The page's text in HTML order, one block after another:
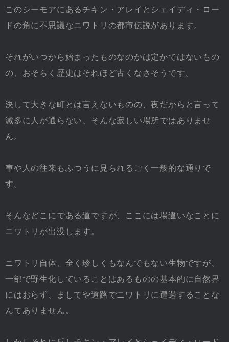
このシーモアにあるチキン・アレイとシェイディ・ロー
ドの角に不思議なニワトリの都市伝説があります。
それがいつから始まったものなのかは定かではないもの
の、おそらく歴史はそれほど古くなさそうです。
決して大きな町とは言えないものの、夜だからと言って
滅多に人が通らない、そんな寂しい場所ではありませ
ん。
車や人の往来もふつうに見られるごく一般的な通りで
す。
そんなどこにである道ですが、ここには場違いなことに
ニワトリが出没します。
ニワトリ自体、全く珍しくもなんでもない生物ですが、
一部で野生化していることはあるものの基本的に自然界
にはおらず、ましてや道路でニワトリに遭遇することな
んてありません。